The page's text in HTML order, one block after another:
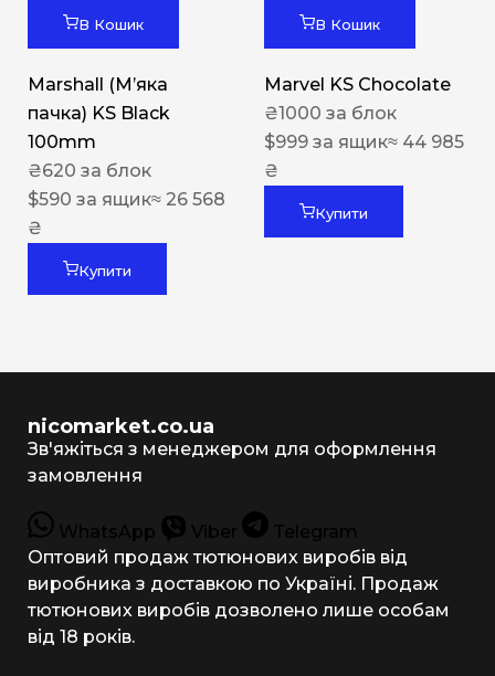
В Кошик
Marshall (М’яка
пачка) KS Black
100mm
₴620 за блок
$590 за ящик≈ 26 568
₴
Купити
В Кошик
Marvel KS Chocolate
₴1000 за блок
$999 за ящик≈ 44 985
₴
Купити
nicomarket.co.ua
Зв'яжіться з менеджером для оформлення
замовлення
WhatsApp Viber
Telegram
Оптовий продаж тютюнових виробів від
виробника з доставкою по Україні. Продаж
тютюнових виробів дозволено лише особам
від 18 років.